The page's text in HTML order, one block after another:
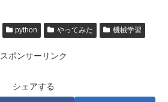
python やってみた 機械学習
スポンサーリンク
シェアする